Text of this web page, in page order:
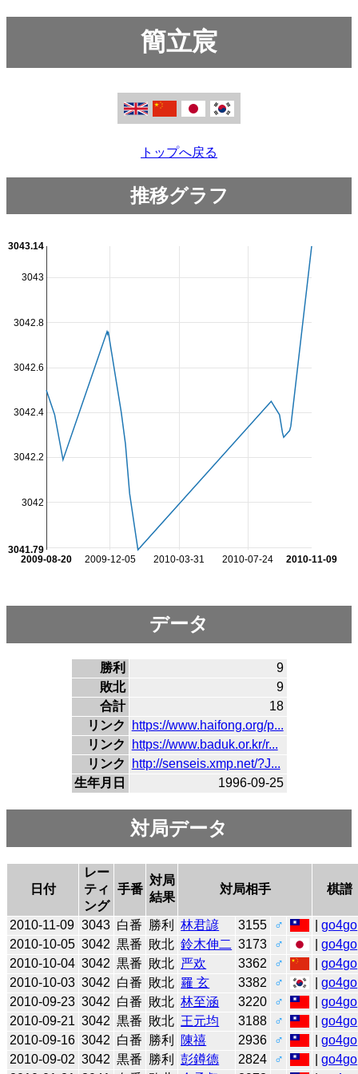
簡立宸
トップへ戻る
推移グラフ
2009-12-05 2010-03-31 2010-07-24
2009-08-20 2010-11-09
3042
3042.2
3042.4
3042.6
3042.8
3043
3041.79
3043.14
データ
勝利
9
敗北
9
合計
18
リンク
https://www.haifong.org/p...
リンク
https://www.baduk.or.kr/r...
リンク
http://senseis.xmp.net/?J...
生年月日
1996-09-25
対局データ
日付
レー
ティ
ング
手番
対局
結果
対局相手 棋譜
2010-11-09 3043 白番 勝利 林君諺 3155 ♂ |go4go
2010-10-05 3042 黒番 敗北 鈴木伸二 3173 ♂ |go4go
2010-10-04 3042 黒番 敗北 严欢 3362 ♂ |go4go
2010-10-03 3042 白番 敗北 羅 玄 3382 ♂ |go4go
2010-09-23 3042 白番 敗北 林至涵 3220 ♂ |go4go
2010-09-21 3042 黒番 敗北 王元均 3188 ♂ |go4go
2010-09-16 3042 白番 勝利 陳禧 2936 ♂ |go4go
2010-09-02 3042 黒番 勝利 彭鐏德 2824 ♂ |go4go